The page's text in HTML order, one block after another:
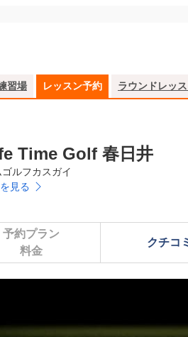
習場 レッスン予約 ラウンドレッ
Time Golf 春日井
ルフカスガイ
見る
予約プラン
料金
クチコ